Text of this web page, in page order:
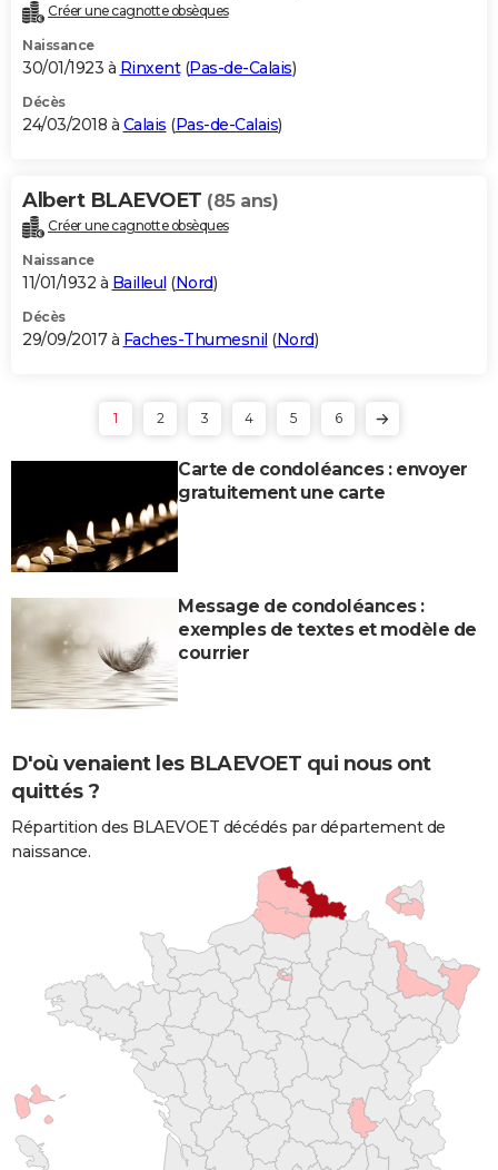
Créer une cagnotte obsèques
Naissance
30/01/1923 à Rinxent(Pas-de-Calais)
Décès
24/03/2018 à Calais (Pas-de-Calais)
Albert BLAEVOET (85 ans)
Créer une cagnotte obsèques
Naissance
11/01/1932 à Bailleul (Nord)
Décès
29/09/2017 à Faches-Thumesnil (Nord)
1 2 3 4 5 6
Carte de condoléances : envoyer
gratuitement une carte
Message de condoléances :
exemples de textes et modèle de
courrier
D'où venaient les BLAEVOET qui nous ont
quittés ?
Répartition des BLAEVOET décédés par département de
naissance.